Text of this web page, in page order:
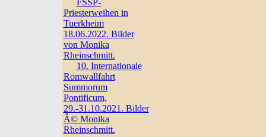
FSSP-
Priesterweihen in
Tuerkheim
18.06.2022. Bilder
von Monika
Rheinschmitt.
10. Internationale
Romwallfahrt
Summorum
Pontificum,
29.-31.10.2021. Bilder
Â© Monika
Rheinschmitt.